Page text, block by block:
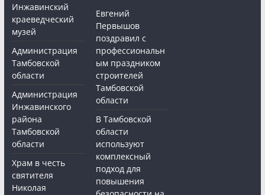
Инжавинский
краеведческий
музей
Администрация
Тамбовской
области
Администрация
Инжавинского
района
Тамбовской
области
Храм в честь
святителя
Николая
Евгений
Первышов
поздравил с
профессиональн
ым праздником
строителей
Тамбовской
области
В Тамбовской
области
используют
комплексный
подход для
повышения